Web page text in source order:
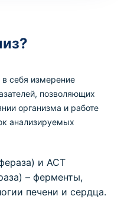
себя измерение
позволяющих
организма и работе
анализируемых
и АСТ
– ферменты,
печени и сердца.